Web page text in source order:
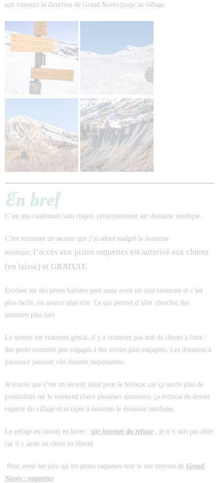
suit toujours la direction de Grand Naves jusqu’au village.
En bref
C’est une randonnée sans risque, principalement sur domaine nordique.
C’est vraiment un secteur que j’ai adoré malgré le domaine
nordique, l’accès aux pistes raquettes est autorisé aux chiens
(en laisse) et GRATUIT.
Evoluer sur des pistes balisées peut aussi avoir un coté rassurant et c’est
plus facile, on avance plus vite. Ce qui permet d’aller chercher des
sommets plus loin.
Le secteur est vraiment génial, il y a vraiment pas mal de choses à faire :
des petits sommets peu engagés à des sorties plus engagées. Les distances à
parcourir peuvent vite devenir importantes.
Je trouve que c’est un secteur idéal pour le bivouac car ça ouvre plus de
possibilités sur le weekend (faire plusieurs sommets), ça éviterai de devoir
repartir du village et se taper à nouveau le domaine nordique.
Le refuge est ouvert en hiver : site internet du refuge , je n’y suis pas allée
car il y avait un chien en liberté.
Pour avoir les info sur les pistes raquettes voir le site internet de Grand
Naves : raquettes